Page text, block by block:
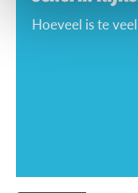
Hoeveel is te